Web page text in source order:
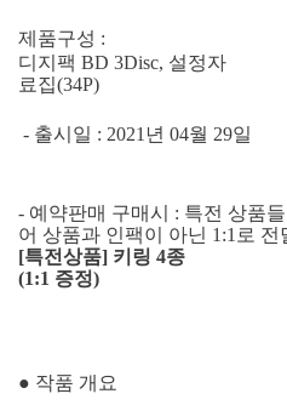
제품구성 :
디지팩 BD 3Disc, 설정자
료집(34P)
- 출시일 : 2021년 04월 29일
- 예약판매 구매시 : 특전 상품
어 상품과 인팩이 아닌 1:1로
[특전상품] 키링 4종
(1:1 증정)
● 작품 개요